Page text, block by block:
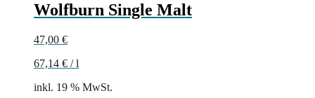
Wolfburn Single Malt
47,00 €
67,14 € /l
inkl. 19 % MwSt.